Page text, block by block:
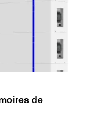
de